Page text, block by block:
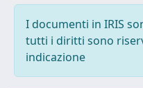
I documenti in IRIS
tutti i diritti sono
indicazione